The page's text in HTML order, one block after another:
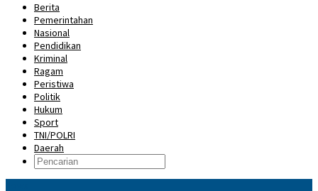
Berita
Pemerintahan
Nasional
Pendidikan
Kriminal
Ragam
Peristiwa
Politik
Hukum
Sport
TNI/POLRI
Daerah